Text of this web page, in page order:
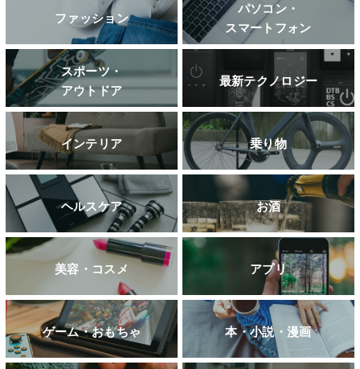
ファッション
パソコン・
スマートフォン
スポーツ・
アウトドア
最新テクノロジー
インテリア 乗り物
ヘルスケア お酒
美容・コスメ アプリ
ゲーム・おもちゃ 本・小説・漫画